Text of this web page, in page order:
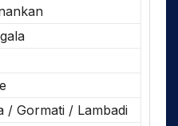
/ Gormati / Lambadi